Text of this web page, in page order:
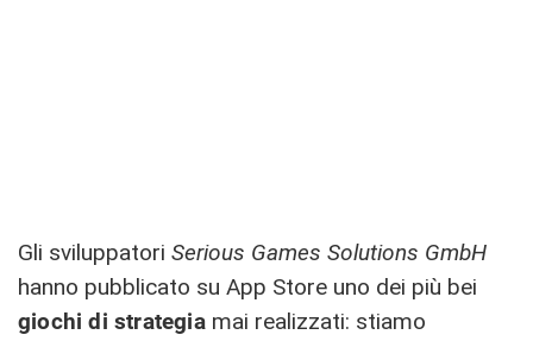
Gli sviluppatori Serious Games Solutions GmbH
hanno pubblicato su App Store uno dei più bei
giochi di strategiamai realizzati: stiamo